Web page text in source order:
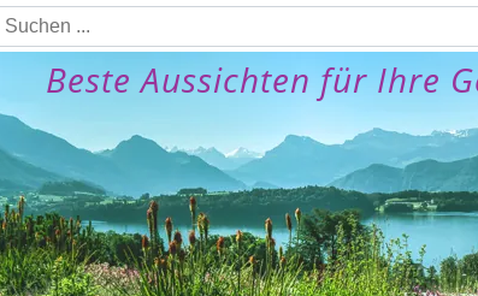
Beste Aussichten für Ihre